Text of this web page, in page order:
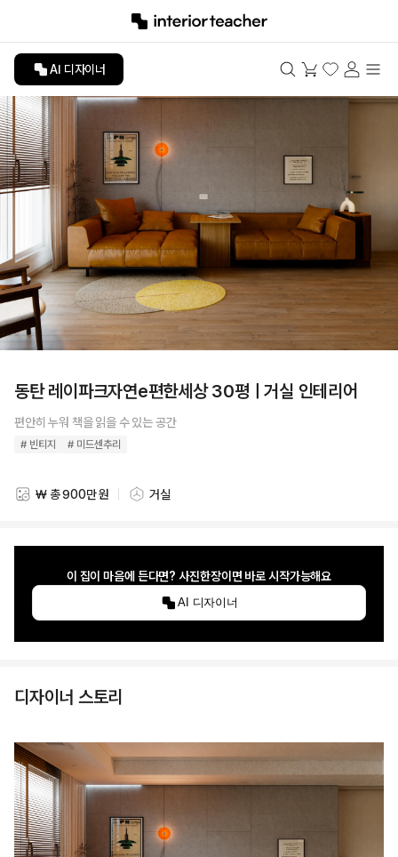
AI 디자이너
동탄 레이파크자연e편한세상 30평ㅣ거실 인테리어
편안히 누워 책을 읽을 수 있는 공간
# 빈티지 # 미드센추리
스타일링 비용
₩ 총 900만 원 스타일링 공간
거실
이 집이 마음에 든다면? 사진한장이면 바로 시작가능해요
AI 디자이너
디자이너 스토리